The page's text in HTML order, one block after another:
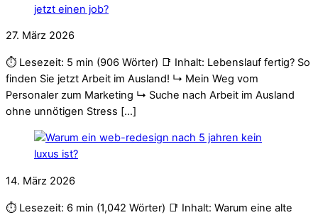
27. März 2026
⏱️ Lesezeit: 5 min (906 Wörter) 📑 Inhalt: Lebenslauf fertig? So
finden Sie jetzt Arbeit im Ausland! ↳ Mein Weg vom
Personaler zum Marketing ↳ Suche nach Arbeit im Ausland
ohne unnötigen Stress […]
14. März 2026
⏱️ Lesezeit: 6 min (1,042 Wörter) 📑 Inhalt: Warum eine alte